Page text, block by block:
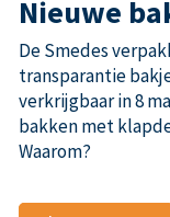
Nieuwe
De Smedes
transparantie
verkrijgbaar in 8
bakken met
Waarom?